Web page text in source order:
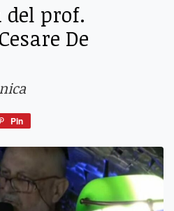
del prof.
De
Pin